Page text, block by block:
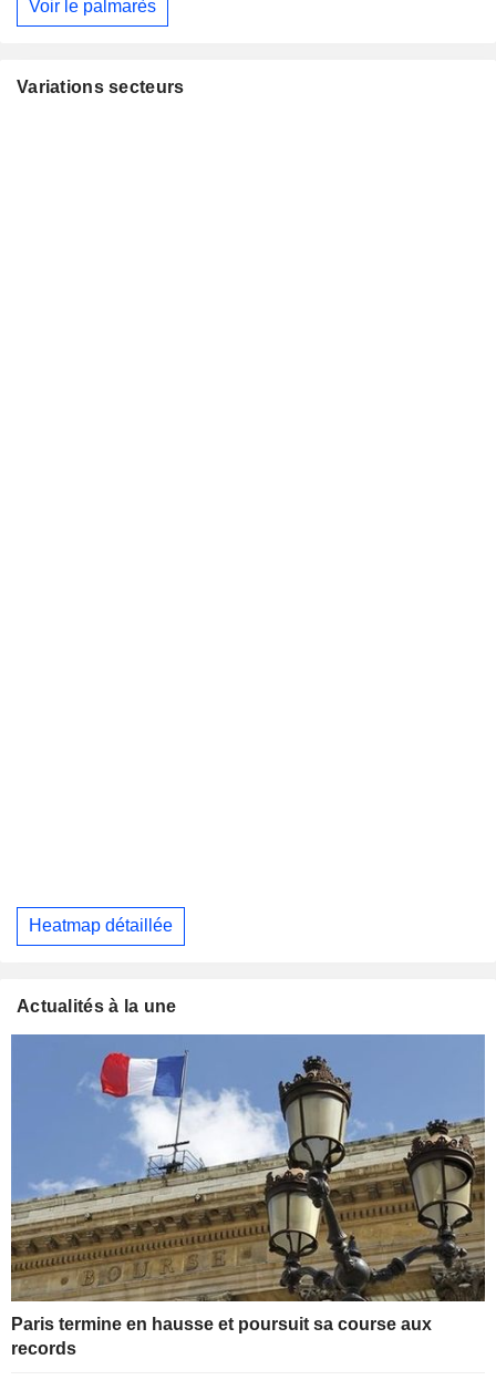
Voir le palmarès
Variations secteurs
Heatmap détaillée
Actualités à la une
Paris termine en hausse et poursuit sa course aux
records